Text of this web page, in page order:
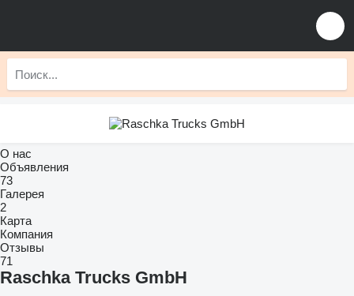
О нас
Объявления
73
Галерея
2
Карта
Компания
Отзывы
71
Raschka Trucks GmbH